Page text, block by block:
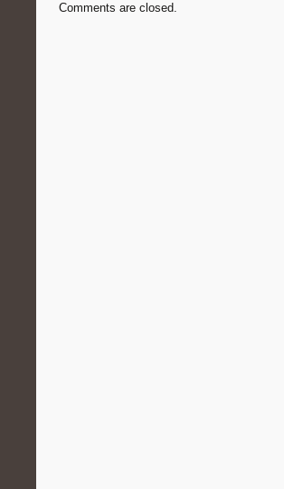
Comments are closed.